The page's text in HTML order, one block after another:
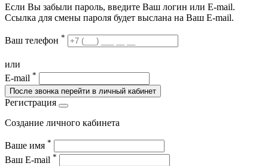
Если Вы забыли пароль, введите Ваш логин или Е-mail.
Ссылка для смены пароля будет выслана на Ваш E-mail.
Ваш телефон *
или
E-mail *
После звонка перейти в личный кабинет
Регистрация
Создание личного кабинета
Ваше имя *
Ваш E-mail *